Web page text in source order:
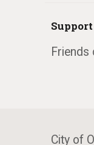
Friends
City of